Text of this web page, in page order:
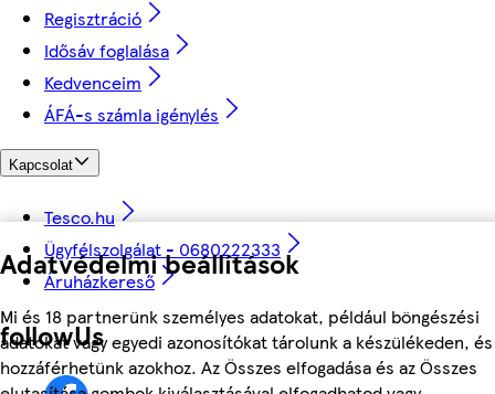
Adatvédelmi beállítások
Mi és 18 partnerünk személyes adatokat, például böngészési
adatokat vagy egyedi azonosítókat tárolunk a készülékeden, és
hozzáférhetünk azokhoz. Az Összes elfogadása és az Összes
Regisztráció
Idősáv foglalása
Kedvenceim
ÁFÁ-s számla igénylés
Kapcsolat
Tesco.hu
Ügyfélszolgálat - 0680222333
Áruházkereső
followUs